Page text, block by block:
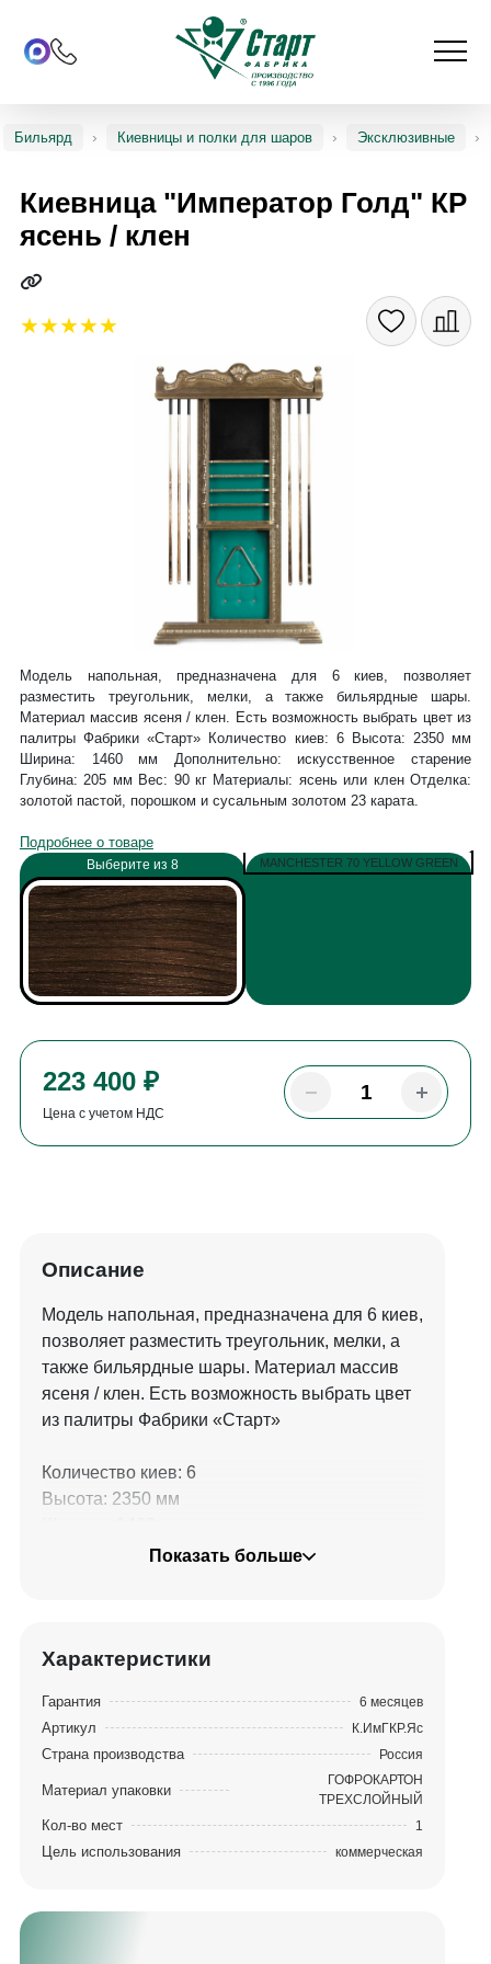
Бильярд Киевницы и полки для шаров Эксклюзивные
Киевница "Император Голд" КР
ясень / клен
223 400 ₽
Цена с учетом НДС
Выберите из 8 MANCHESTER 70 YELLOW GREEN
Модель напольная, предназначена для 6 киев, позволяет
разместить треугольник, мелки, а также бильярдные шары.
Материал массив ясеня / клен. Есть возможность выбрать цвет из
палитры Фабрики «Старт» Количество киев: 6 Высота: 2350 мм
Ширина: 1460 мм Дополнительно: искусственное старение
Глубина: 205 мм Вес: 90 кг Материалы: ясень или клен Отделка:
золотой пастой, порошком и сусальным золотом 23 карата.
Подробнее о товаре
Описание
Модель напольная, предназначена для 6 киев,
позволяет разместить треугольник, мелки, а
также бильярдные шары. Материал массив
ясеня / клен. Есть возможность выбрать цвет
из палитры Фабрики «Старт»
Количество киев: 6
Высота: 2350 мм
Дополнительно: искусственное старение
Отделка: золотой пастой, порошком и
Показать больше
Характеристики
Гарантия 6 месяцев
Артикул К.ИмГКР.Яс
Страна производства Россия
Материал упаковки
ГОФРОКАРТОН
ТРЕХСЛОЙНЫЙ
Кол-во мест 1
Цель использования коммерческая